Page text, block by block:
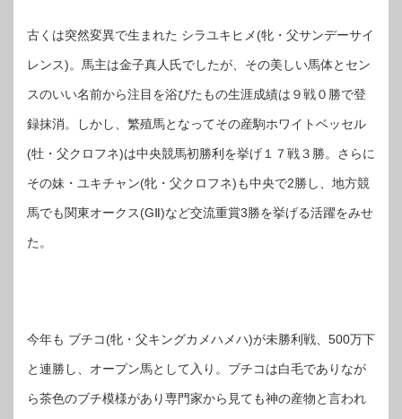
古くは突然変異で生まれた シラユキヒメ(牝・父サンデーサイ
レンス)。馬主は金子真人氏でしたが、その美しい馬体とセン
スのいい名前から注目を浴びたもの生涯成績は９戦０勝で登
録抹消。しかし、繁殖馬となってその産駒ホワイトベッセル
(牡・父クロフネ)は中央競馬初勝利を挙げ１７戦３勝。さらに
その妹・ユキチャン(牝・父クロフネ)も中央で2勝し、地方競
馬でも関東オークス(GⅡ)など交流重賞3勝を挙げる活躍をみせ
た。
今年も ブチコ(牝・父キングカメハメハ)が未勝利戦、500万下
と連勝し、オープン馬として入り。ブチコは白毛でありなが
ら茶色のブチ模様があり専門家から見ても神の産物と言われ